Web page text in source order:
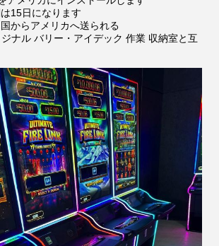
15日になります
からアメリカへ送られる
ナル バリー・アイデック 作業 収納室と互